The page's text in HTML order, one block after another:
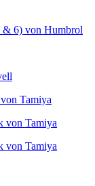
& 6) von Humbrol
Tamiya
von Tamiya
von Tamiya